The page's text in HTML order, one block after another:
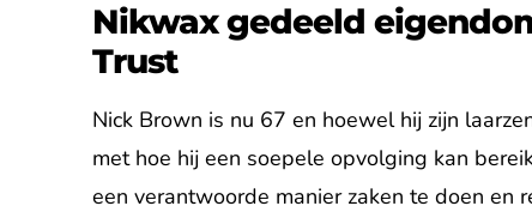
Nikwax gedeeld
Trust
Nick Brown is nu 67 en hoewel hij zijn
met hoe hij een soepele opvolging kan
een verantwoorde manier zaken te doen en